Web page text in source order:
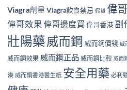
Viagra劑量 Viagra飲食禁忌 假貨 偉哥
偉哥效果偉哥邊度買 偉哥香港 副
壯陽藥 威而鋼 威而鋼價錢 威
威而鋼效果 威而鋼正品 威而鋼比較 威而
港 威而鋼香港醫生紙 安全用藥 必利